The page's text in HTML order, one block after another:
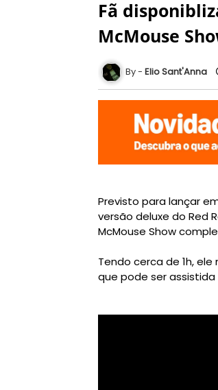
Fã
McMouse
Elio Sant'Anna
Previsto para lançar
versão deluxe do Red
McMouse Show
Tendo cerca de 1h,
que pode ser assistida